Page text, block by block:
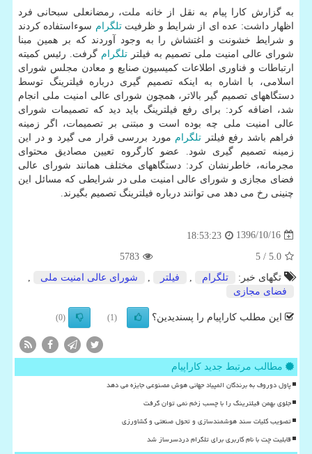
به گزارش كارا پیام به نقل از خانه ملت، رمضانعلی سبحانی فرد
اظهار داشت: عده ای از شرایط و ظرفیتتلگرام سوءاستفاده كردند
و شرایط خشونت و اغتشاش را به وجود آوردند كه بر همین مبنا
شورای عالی امنیت ملی تصمیم به فیلترتلگرام گرفت. رئیس كمیته
ارتباطات و فناوری اطلاعات كمیسیون صنایع و معادن مجلس شورای
اسلامی، با اشاره به اینكه تصمیم گیری درباره فیلترینگ توسط
دستگاههای تصمیم گیر بالاتر، همچون شورای عالی امنیت ملی انجام
شد، اضافه كرد: برای رفع فیلترینگ باید دید كه تصمیمات شورای
عالی امنیت ملی چه بوده است و مبتنی بر تصمیمات، اگر زمینه
فراهم باشد رفع فیلتر تلگرام مورد بررسی قرار می گیرد و در این
زمینه تصمیم گیری شود. عضو كارگروه تعیین مصادیق محتوای
مجرمانه، خاطرنشان كرد: دستگاههای مختلف همانند شورای عالی
فضای مجازی و شورای عالی امنیت ملی در شرایطی كه مسائل این
چنینی رخ می دهد می توانند درباره فیلترینگ تصمیم بگیرند.
1396/10/16
18:53:23
5.0
/ 5
5783
تگهای خبر:
تلگرام فیلتر شورای عالی امنیت ملی
فضای مجازی
این مطلب کاراپیام را پسندیدین؟ (1)
(0)
مطالب مرتبط جدید کاراپیام
پاول دوروف به برندگان المپیاد جهانی هوش مصنوعی جایزه می دهد
جلوی بهمن فیلترینگ را با چسب زخم نمی توان گرفت
تصویب کلیات سند هوشمندسازی و تحول صنعتی و کشاورزی
قابلیت چت با نام کاربری برای تلگرام دردسرساز شد